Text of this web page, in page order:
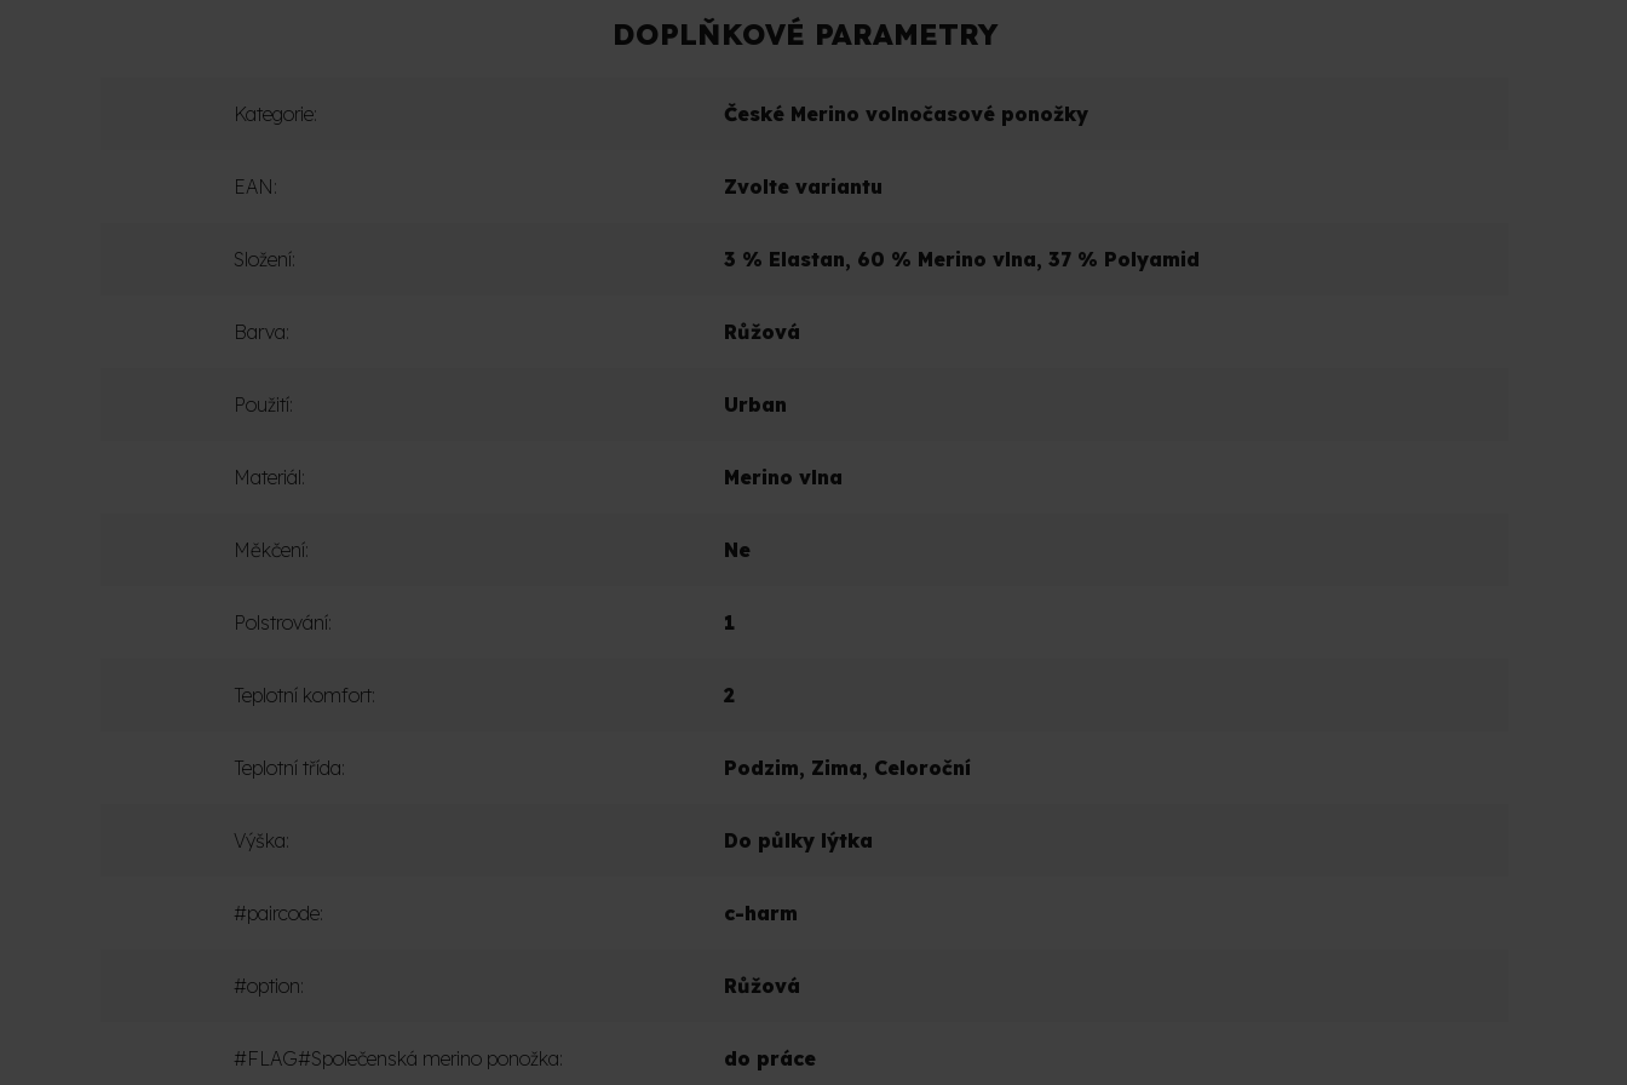
DOPLŇKOVÉ PARAMETRY
Kategorie: České Merino volnočasové ponožky
EAN: Zvolte variantu
Složení: 3 % Elastan, 60 % Merino vlna, 37 % Polyamid
Barva: Růžová
Použití: Urban
Materiál: Merino vlna
Měkčení: Ne
Polstrování: 1
Teplotní komfort: 2
Teplotní třída: Podzim, Zima, Celoroční
Výška: Do půlky lýtka
#paircode: c-harm
#option: Růžová
#FLAG#Společenská merino ponožka: do práce